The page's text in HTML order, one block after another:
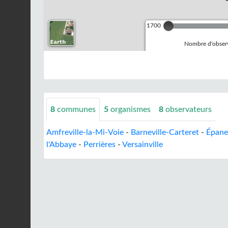
1700
Nombre
8 communes 5 organismes 8 observateurs
Amfreville-la-Mi-Voie - Barneville-Carteret -
l'Abbaye - Perrières - Versainville